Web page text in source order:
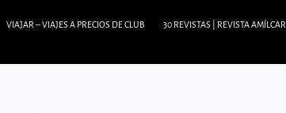
VIAJAR – VIAJES A PRECIOS DE CLUB 30 REVISTAS | REVISTA AMÍLCAR